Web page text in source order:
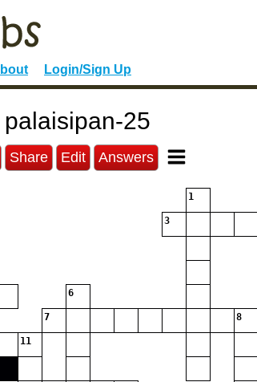
Login/Sign Up
palaisipan-25
Share Edit Answers
1
3
6
7 8
11